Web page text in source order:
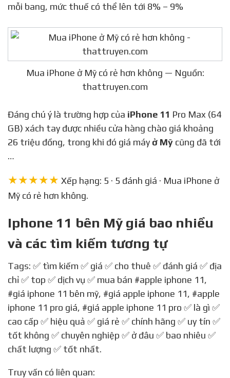
mỗi bang, mức thuế có thể lên tới 8% – 9%
Mua iPhone ở Mỹ có rẻ hơn không — Nguồn:
thattruyen.com
Đáng chú ý là trường hợp của iPhone 11 Pro Max (64
GB) xách tay được nhiều cửa hàng chào giá khoảng
26 triệu đồng, trong khi đó giá máy ở Mỹ cũng đã tới
…
★★★★★ Xếp hạng: 5 · 5 đánh giá · Mua iPhone ở
Mỹ có rẻ hơn không.
Iphone 11 bên Mỹ giá bao nhiều
và các tìm kiếm tương tự
Tags: ✅ tìm kiếm ✅ giá ✅ cho thuê ✅ đánh giá ✅ địa
chỉ ✅ top ✅ dịch vụ ✅ mua bán #apple iphone 11,
#giá iphone 11 bên mỹ, #giá apple iphone 11, #apple
iphone 11 pro giá, #giá apple iphone 11 pro ✅ là gì ✅
cao cấp ✅ hiệu quả ✅ giá rẻ ✅ chính hãng ✅ uy tín ✅
tốt không ✅ chuyên nghiệp ✅ ở đâu ✅ bao nhiêu ✅
chất lượng ✅ tốt nhất.
Truy vấn có liên quan: